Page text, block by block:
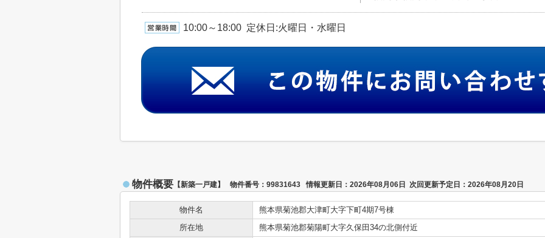
10:00～18:00 定休日:火曜日・水曜日
物件概要 【新築一戸建】 物件番号：99831643 情報更新日：2026年08月06日 次回更新予定日：2026年08月20日
物件名
熊本県菊池郡大津町大字下町4期7号棟
所在地
熊本県菊池郡菊陽町大字久保田34の北側付近